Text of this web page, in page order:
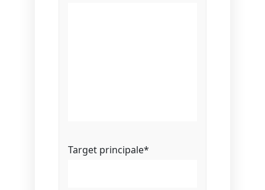
Target principale*